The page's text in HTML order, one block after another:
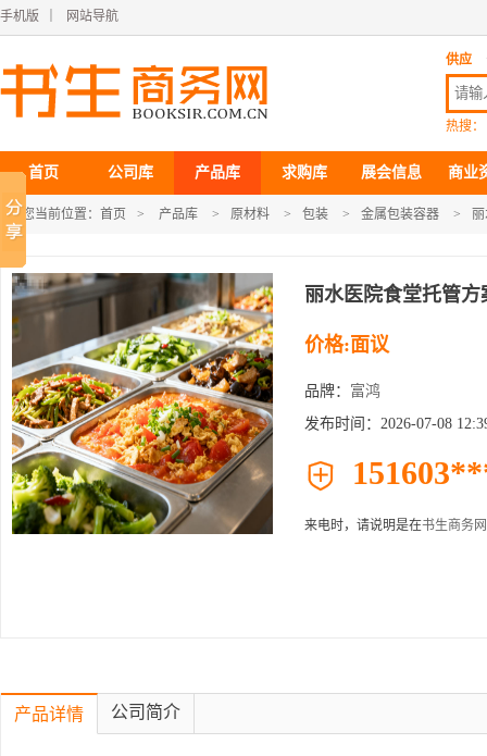
手机版 网站导航
供应
热搜：
首页 公司库 产品库 求购库 展会信息 商业
您当前位置： 首页 > 产品库 > 原材料 > 包装 > 金属包装容器 >
丽水医院食堂托管方
价格:面议
品牌： 富鸿
发布时间：2026-07-08

来电时，请说明是在书生商务网
产品详情 公司简介